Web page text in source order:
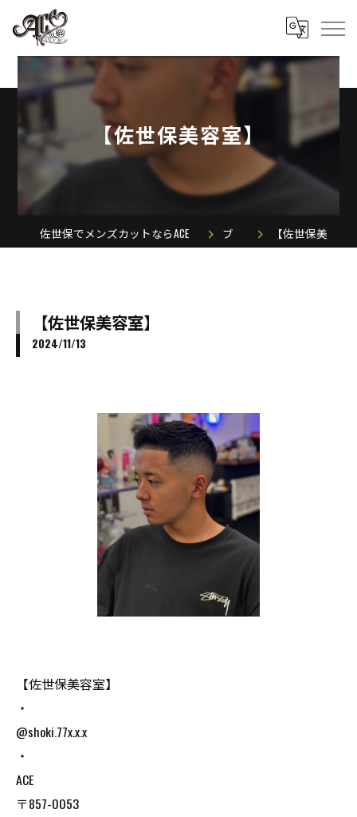
【佐世保美容室】
ブログ 【佐世保美容室】
【佐世保美容室】
2024/11/13
【佐世保美容室】
・
@shoki.77x.x.x
・
ACE
〒857-0053